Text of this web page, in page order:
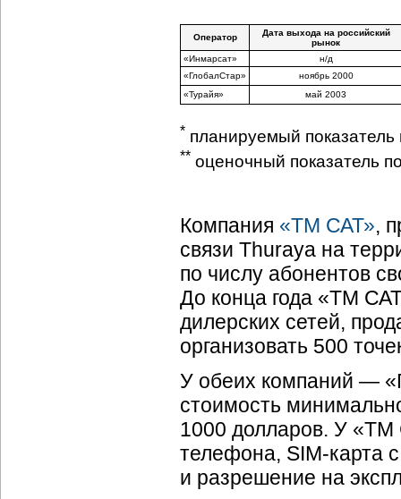
Оператор
Дата выхода на российский
рынок
«Инмарсат»
н/д
«ГлобалСтар»
ноябрь 2000
«Турайя»
май 2003
* планируемый
** оценочный показатель
Компания «ТМ САТ»,
связи Thuraya на
по числу абонентов
До конца года «ТМ
дилерских сетей,
организовать 500
У обеих компаний —
стоимость
1000 долларов. У «ТМ
телефона, SIM-карта
и разрешение на